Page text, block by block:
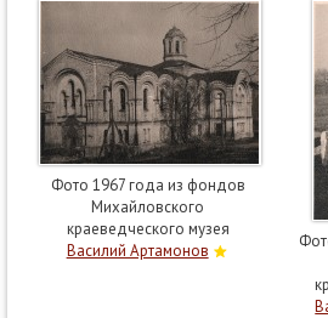
Фото 1967 года из фондов
Михайловского
краеведческого музея
Василий Артамонов